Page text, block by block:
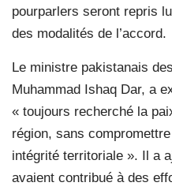
pourparlers seront repris
des modalités de l’accord.
Le ministre pakistanais
Muhammad Ishaq Dar, a
« toujours recherché la
région, sans
intégrité territoriale ». Il a
avaient contribué à des